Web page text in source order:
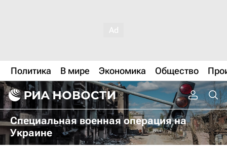
Политика В мире Экономика Общество
Специальная военная операция на
Украине